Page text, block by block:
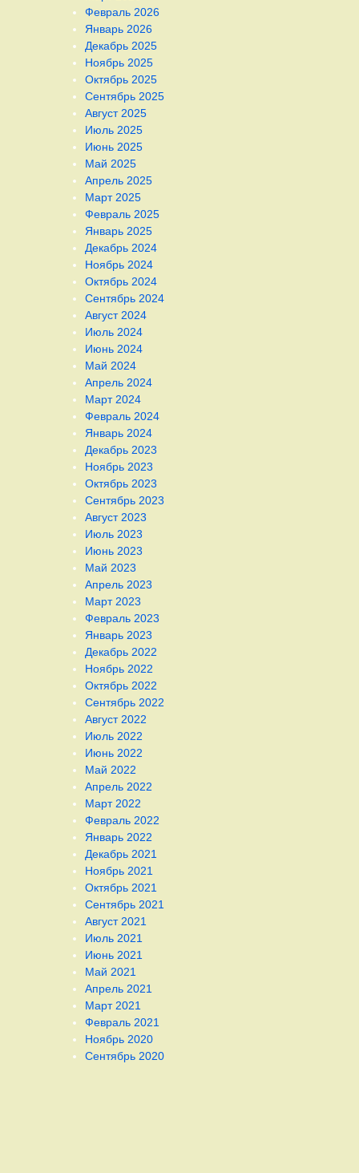
Февраль 2026
Январь 2026
Декабрь 2025
Ноябрь 2025
Октябрь 2025
Сентябрь 2025
Август 2025
Июль 2025
Июнь 2025
Май 2025
Апрель 2025
Март 2025
Февраль 2025
Январь 2025
Декабрь 2024
Ноябрь 2024
Октябрь 2024
Сентябрь 2024
Август 2024
Июль 2024
Июнь 2024
Май 2024
Апрель 2024
Март 2024
Февраль 2024
Январь 2024
Декабрь 2023
Ноябрь 2023
Октябрь 2023
Сентябрь 2023
Август 2023
Июль 2023
Июнь 2023
Май 2023
Апрель 2023
Март 2023
Февраль 2023
Январь 2023
Декабрь 2022
Ноябрь 2022
Октябрь 2022
Сентябрь 2022
Август 2022
Июль 2022
Июнь 2022
Май 2022
Апрель 2022
Март 2022
Февраль 2022
Январь 2022
Декабрь 2021
Ноябрь 2021
Октябрь 2021
Сентябрь 2021
Август 2021
Июль 2021
Июнь 2021
Май 2021
Апрель 2021
Март 2021
Февраль 2021
Ноябрь 2020
Сентябрь 2020